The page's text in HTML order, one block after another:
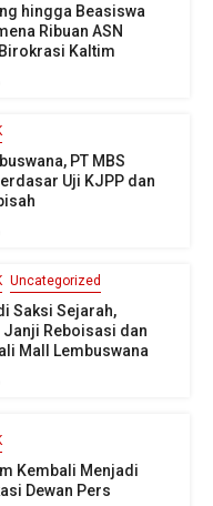
hingga Beasiswa
Ribuan ASN
Kaltim
PT MBS
Uji KJPP dan
Uncategorized
Saksi Sejarah,
Reboisasi dan
Mall Lembuswana
Kembali Menjadi
Dewan Pers